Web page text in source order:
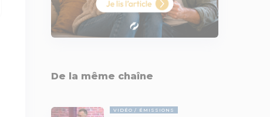
De la même chaîne
VIDÉO ÉMISSIONS